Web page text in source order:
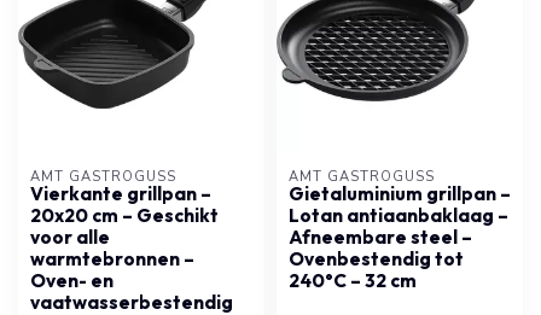
AMT GASTROGUSS
Vierkante grillpan –
20x20 cm – Geschikt
voor alle
warmtebronnen –
Oven- en
vaatwasserbestendig
AMT GASTROGUSS
Gietaluminium grillpan –
Lotan antiaanbaklaag –
Afneembare steel –
Ovenbestendig tot
240°C – 32 cm